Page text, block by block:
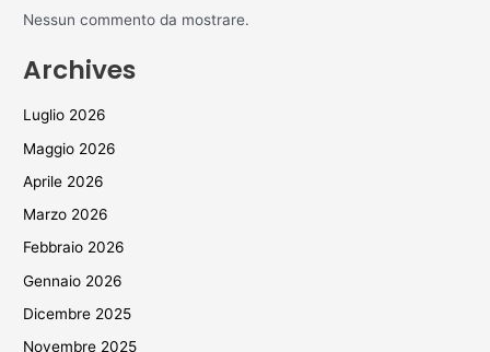
Nessun commento da mostrare.
Archives
Luglio 2026
Maggio 2026
Aprile 2026
Marzo 2026
Febbraio 2026
Gennaio 2026
Dicembre 2025
Novembre 2025